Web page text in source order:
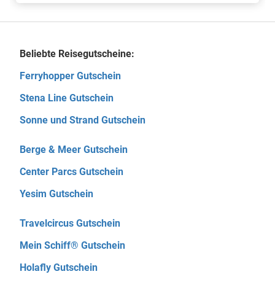
Beliebte Reisegutscheine:
Ferryhopper Gutschein
Stena Line Gutschein
Sonne und Strand Gutschein
Berge & Meer Gutschein
Center Parcs Gutschein
Yesim Gutschein
Travelcircus Gutschein
Mein Schiff® Gutschein
Holafly Gutschein